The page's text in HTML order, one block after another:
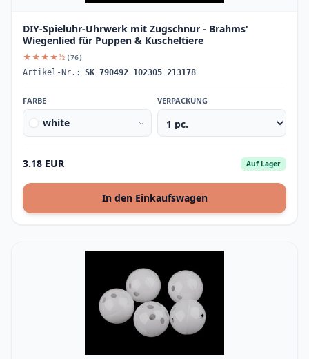
DIY-Spieluhr-Uhrwerk mit Zugschnur - Brahms'
Wiegenlied für Puppen & Kuscheltiere
★★★★½ (76)
Artikel-Nr.: SK_790492_102305_213178
FARBE
white
VERPACKUNG
3.18 EUR Auf Lager
In den Einkaufswagen